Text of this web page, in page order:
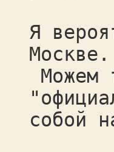
Я
Москве.
Можем
собой